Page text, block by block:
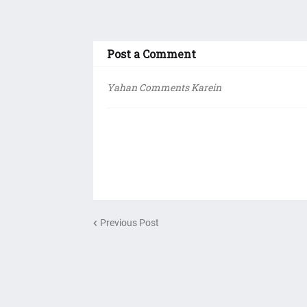
Post a Comment
Yahan Comments Karein
Previous Post